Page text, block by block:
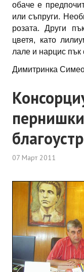
обаче е
или съпруги.
розата. Други
цветя, като
лале и нарцис пък
Димитринка
07 Март 2011